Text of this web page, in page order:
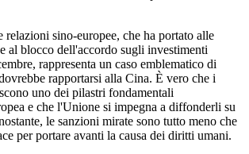
relazioni sino-europee, che ha portato alle
al blocco dell'accordo sugli investimenti
rappresenta un caso emblematico di
rapportarsi alla Cina. È vero che i
uno dei pilastri fondamentali
e che l'Unione si impegna a diffonderli su
le sanzioni mirate sono tutto meno che
per portare avanti la causa dei diritti umani.